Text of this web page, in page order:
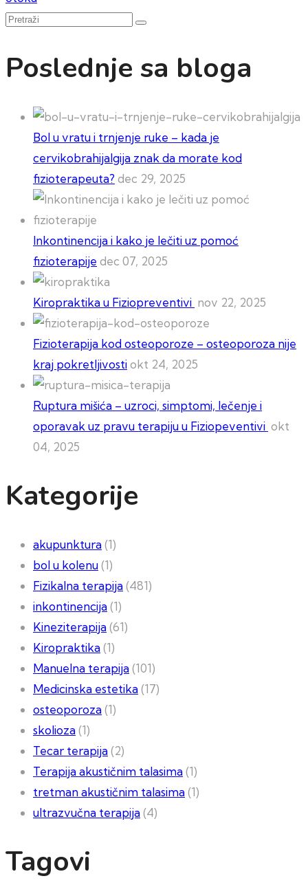
Pretraži
Poslednje sa bloga
Bol u vratu i trnjenje ruke – kada je
cervikobrahijalgija znak da morate kod
fizioterapeuta? dec 29, 2025
Inkontinencija i kako je lečiti uz pomoć
fizioterapije dec 07, 2025
Kiropraktika u Fiziopreventivi nov 22, 2025
Fizioterapija kod osteoporoze – osteoporoza nije
kraj pokretljivostiokt 24, 2025
Ruptura mišića – uzroci, simptomi, lečenje i
oporavak uz pravu terapiju u Fiziopeventivi okt
04, 2025
Kategorije
akupunktura(1)
bol u kolenu(1)
Fizikalna terapija(481)
inkontinencija(1)
Kineziterapija(61)
Kiropraktika(1)
Manuelna terapija(101)
Medicinska estetika(17)
osteoporoza(1)
skolioza(1)
Tecar terapija(2)
Terapija akustičnim talasima(1)
tretman akustičnim talasima(1)
ultrazvučna terapija(4)
Tagovi